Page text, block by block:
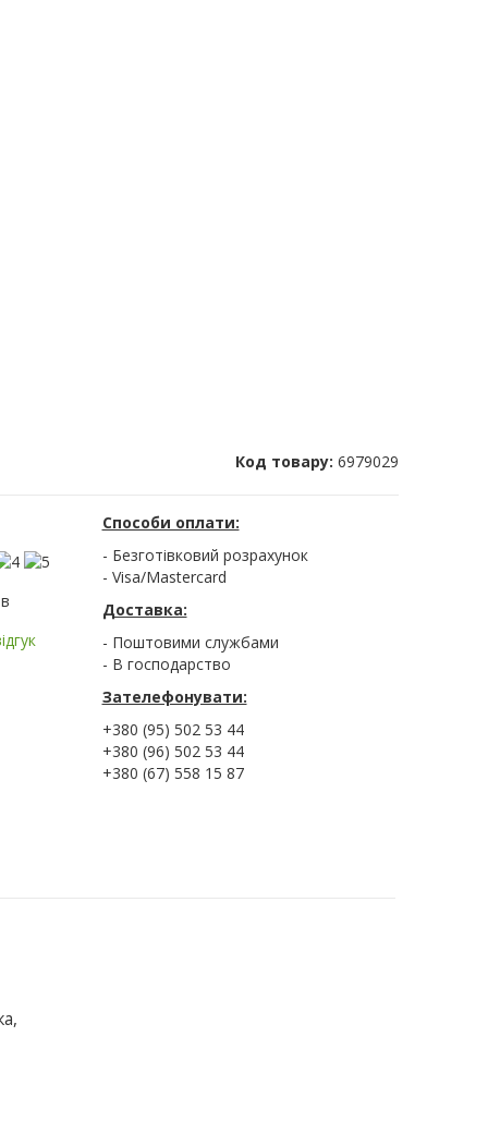
Код товару: 6979029
Способи оплати:
- Безготівковий розрахунок
- Visa/Mastercard
Доставка:
- Поштовими службами
- В господарство
Зателефонувати:
+380 (95) 502 53 44
+380 (96) 502 53 44
+380 (67) 558 15 87